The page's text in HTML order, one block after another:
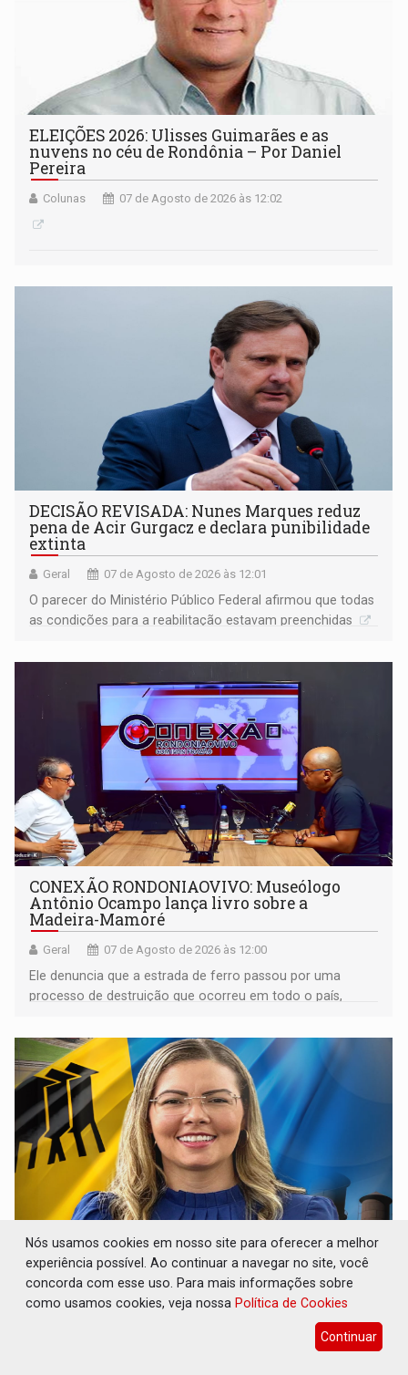
ELEIÇÕES 2026: Ulisses Guimarães e as
nuvens no céu de Rondônia – Por Daniel
Pereira
Colunas 07 de Agosto de 2026 às 12:02
DECISÃO REVISADA: Nunes Marques reduz
pena de Acir Gurgacz e declara punibilidade
extinta
Geral 07 de Agosto de 2026 às 12:01
O parecer do Ministério Público Federal afirmou que todas
as condições para a reabilitação estavam preenchidas
CONEXÃO RONDONIAOVIVO: Museólogo
Antônio Ocampo lança livro sobre a
Madeira-Mamoré
Geral 07 de Agosto de 2026 às 12:00
Ele denuncia que a estrada de ferro passou por uma
processo de destruição que ocorreu em todo o país,
ELEIÇÕES 2026: Patrimônio de candidata a
deputada federal do PL salta R$ 1 mil para R$
155 mil
Vereadora Sofia Andrade declarou ocupação principal
Nós usamos cookies em nosso site para oferecer a melhor
experiência possível. Ao continuar a navegar no site, você
concorda com esse uso. Para mais informações sobre
como usamos cookies, veja nossa Política de Cookies
Continuar